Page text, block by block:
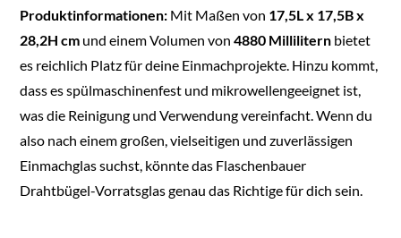
Produktinformationen: Mit Maßen von 17,5L x 17,5B x
28,2H cm und einem Volumen von4880 Millilitern bietet
es reichlich Platz für deine Einmachprojekte. Hinzu kommt,
dass es spülmaschinenfest und mikrowellengeeignet ist,
was die Reinigung und Verwendung vereinfacht. Wenn du
also nach einem großen, vielseitigen und zuverlässigen
Einmachglas suchst, könnte das Flaschenbauer
Drahtbügel-Vorratsglas genau das Richtige für dich sein.